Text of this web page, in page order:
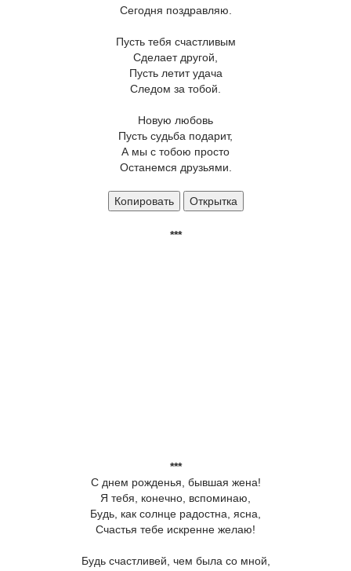
Сегодня поздравляю.
Пусть тебя счастливым
Сделает другой,
Пусть летит удача
Следом за тобой.
Новую любовь
Пусть судьба подарит,
А мы с тобою просто
Останемся друзьями.
Копировать Открытка
***
***
С днем рожденья, бывшая жена!
Я тебя, конечно, вспоминаю,
Будь, как солнце радостна, ясна,
Счастья тебе искренне желаю!
Будь счастливей, чем была со мной,